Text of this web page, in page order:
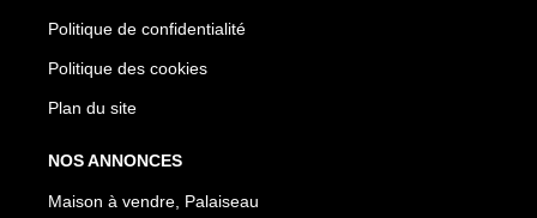
Politique de confidentialité
Politique des cookies
Plan du site
NOS ANNONCES
Maison à vendre, Palaiseau